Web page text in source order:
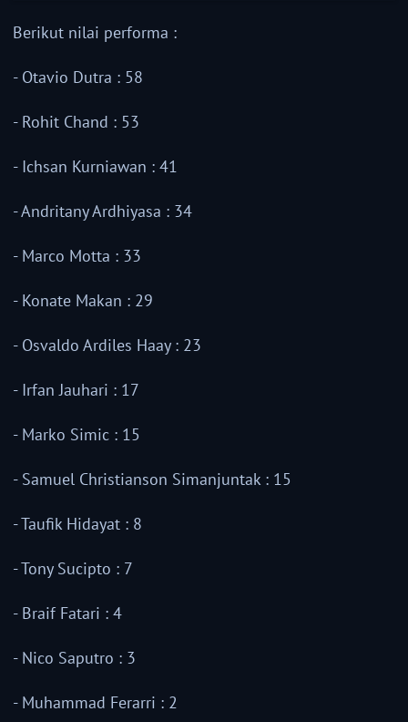
Berikut nilai performa :
- Otavio Dutra : 58
- Rohit Chand : 53
- Ichsan Kurniawan : 41
- Andritany Ardhiyasa : 34
- Marco Motta : 33
- Konate Makan : 29
- Osvaldo Ardiles Haay : 23
- Irfan Jauhari : 17
- Marko Simic : 15
- Samuel Christianson Simanjuntak : 15
- Taufik Hidayat : 8
- Tony Sucipto : 7
- Braif Fatari : 4
- Nico Saputro : 3
- Muhammad Ferarri : 2